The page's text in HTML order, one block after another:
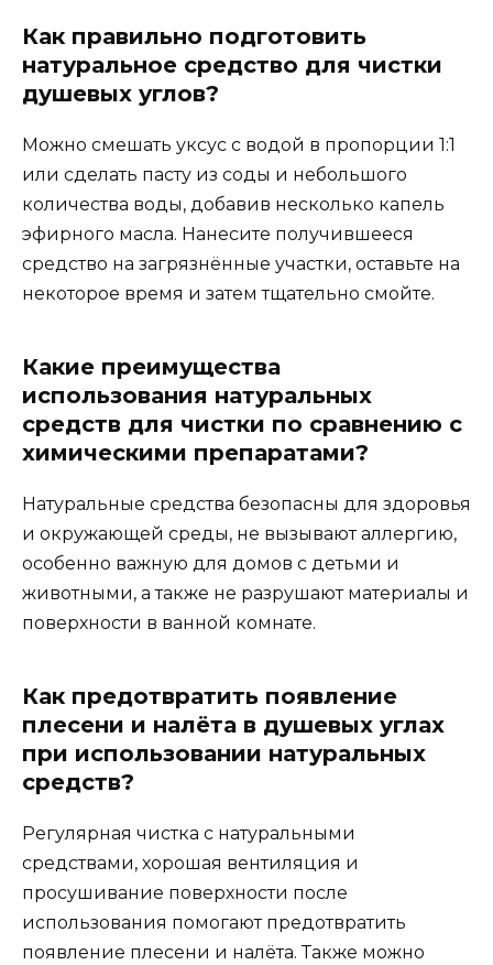
Как правильно подготовить
натуральное средство для чистки
душевых углов?
Можно смешать уксус с водой в пропорции 1:1
или сделать пасту из соды и небольшого
количества воды, добавив несколько капель
эфирного масла. Нанесите получившееся
средство на загрязнённые участки, оставьте на
некоторое время и затем тщательно смойте.
Какие преимущества
использования натуральных
средств для чистки по сравнению с
химическими препаратами?
Натуральные средства безопасны для здоровья
и окружающей среды, не вызывают аллергию,
особенно важную для домов с детьми и
животными, а также не разрушают материалы и
поверхности в ванной комнате.
Как предотвратить появление
плесени и налёта в душевых углах
при использовании натуральных
средств?
Регулярная чистка с натуральными
средствами, хорошая вентиляция и
просушивание поверхности после
использования помогают предотвратить
появление плесени и налёта. Также можно